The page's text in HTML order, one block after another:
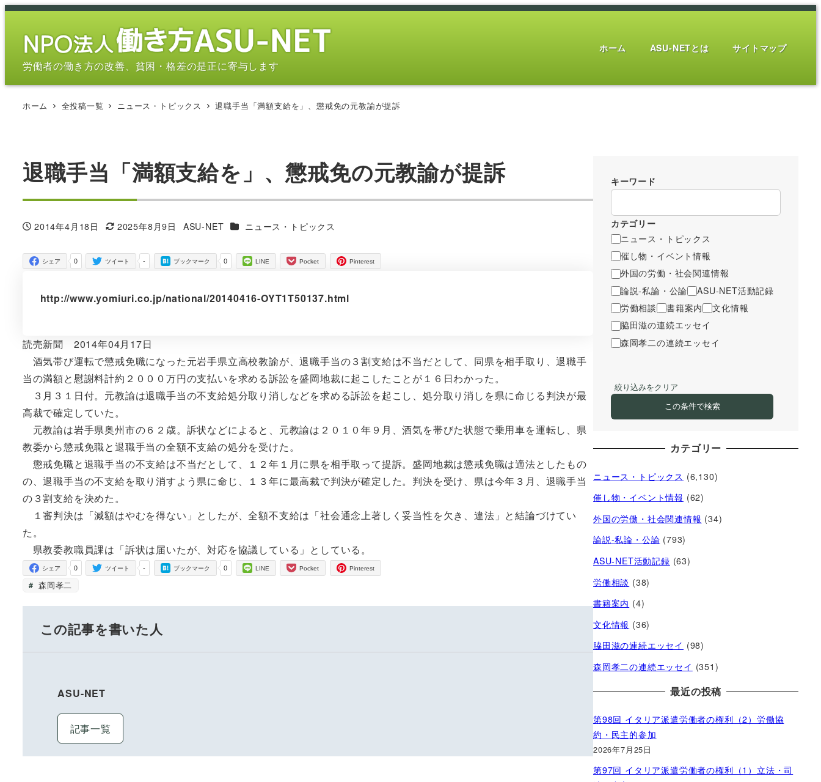
メ
労働者の働き方の改善、貧困・格差の是正に寄与します
ホーム ASU-NETとは サイトマップ
ホーム 全投稿一覧 ニュース・トピックス 退職手当「満額支給を」、懲戒免の元教諭が提訴
退職手当「満額支給を」、懲戒免の元教諭が提訴
投稿日
2014年4月18日
更新日
2025年8月9日
著
ASU-NET カテゴリー
ニュース・トピックス
0
シェア -
ツイート 0
ブックマーク LINE Pocket Pinterest
http://www.yomiuri.co.jp/national/20140416-OYT1T50137.html
読売新聞 2014年04月17日
酒気帯び運転で懲戒免職になった元岩手県立高校教諭が、退職手当の３割支給は不当だとして、同県を相手取り、退職手
当の満額と慰謝料計約２０００万円の支払いを求める訴訟を盛岡地裁に起こしたことが１６日わかった。
３月３１日付。元教諭は退職手当の不支給処分取り消しなどを求める訴訟を起こし、処分取り消しを県に命じる判決が最
高裁で確定していた。
元教諭は岩手県奥州市の６２歳。訴状などによると、元教諭は２０１０年９月、酒気を帯びた状態で乗用車を運転し、県
教委から懲戒免職と退職手当の全額不支給の処分を受けた。
懲戒免職と退職手当の不支給は不当だとして、１２年１月に県を相手取って提訴。盛岡地裁は懲戒免職は適法としたもの
の、退職手当の不支給を取り消すよう県に命じ、１３年に最高裁で判決が確定した。判決を受け、県は今年３月、退職手当
の３割支給を決めた。
１審判決は「減額はやむを得ない」としたが、全額不支給は「社会通念上著しく妥当性を欠き、違法」と結論づけてい
た。
県教委教職員課は「訴状は届いたが、対応を協議している」としている。
0
シェア -
ツイート 0
ブックマーク LINE Pocket Pinterest
森岡孝二
この記事を書いた人
ASU-NET
記事一覧
キーワード
カテゴリー
ニュース・トピックス
催し物・イベント情報
外国の労働・社会関連情報
論説-私論・公論
ASU-NET活動記録
労働相談
書籍案内
文化情報
脇田滋の連続エッセイ
森岡孝二の連続エッセイ
絞り込みをクリア
この条件で検索
カテゴリー
ニュース・トピックス (6,130)
催し物・イベント情報 (62)
外国の労働・社会関連情報 (34)
論説-私論・公論 (793)
ASU-NET活動記録 (63)
労働相談 (38)
書籍案内 (4)
文化情報 (36)
脇田滋の連続エッセイ (98)
森岡孝二の連続エッセイ (351)
最近の投稿
第98回 イタリア派遣労働者の権利（2）労働協
約・民主的参加
2026年7月25日
第97回 イタリア派遣労働者の権利（1）立法・司